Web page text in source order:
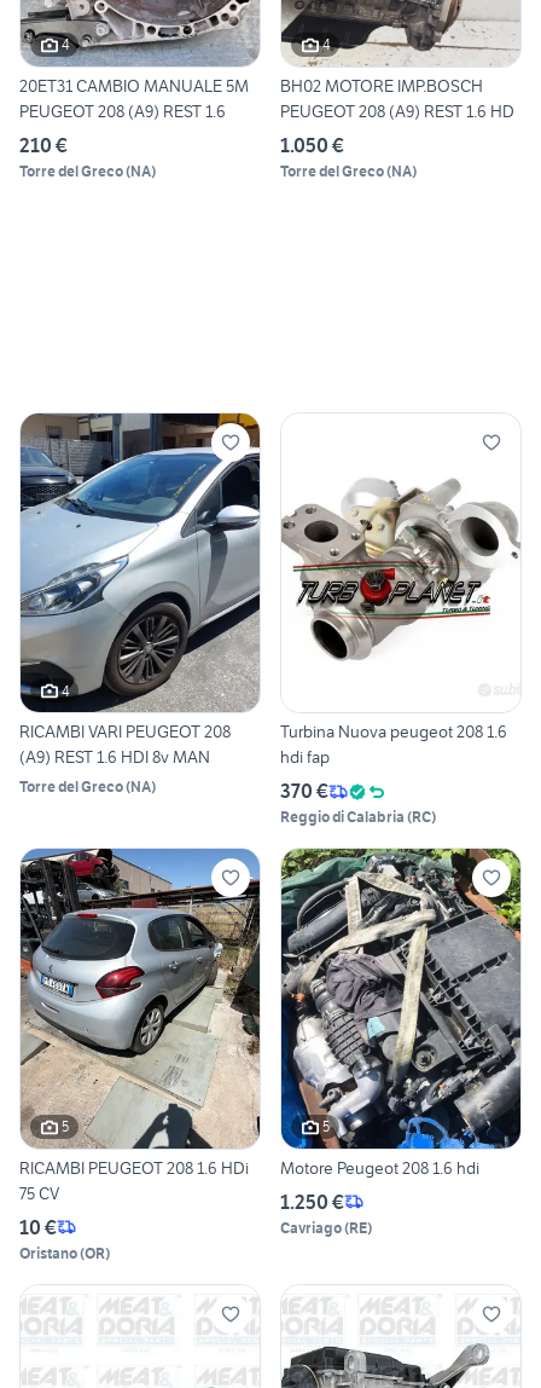
4
20ET31 CAMBIO MANUALE 5M
PEUGEOT 208 (A9) REST 1.6
210 €
Torre del Greco(NA)
4
BH02 MOTORE IMP.BOSCH
PEUGEOT 208 (A9) REST 1.6 HD
1.050 €
Torre del Greco(NA)
4
RICAMBI VARI PEUGEOT 208
(A9) REST 1.6 HDI 8v MAN
Torre del Greco(NA)
Turbina Nuova peugeot 208 1.6
hdi fap
370 €
Reggio di Calabria (RC)
5
RICAMBI PEUGEOT 208 1.6 HDi
75 CV
10 €
Oristano(OR)
5
Motore Peugeot 208 1.6 hdi
1.250 €
Cavriago(RE)